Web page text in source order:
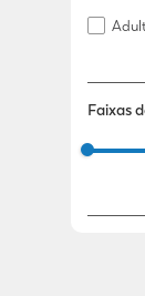
Faixas